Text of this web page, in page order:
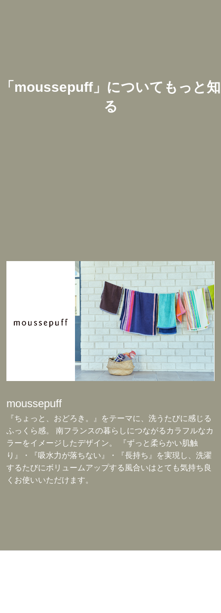
「 moussepuff」についてもっと知
る
moussepuff
『ちょっと、おどろき。』をテーマに、洗うたびに感じる
ふっくら感。 南フランスの暮らしにつながるカラフルなカ
ラーをイメージしたデザイン。 『ずっと柔らかい肌触
り』・『吸水力が落ちない』・『長持ち』を実現し、洗濯
するたびにボリュームアップする風合いはとても気持ち良
くお使いいただけます。